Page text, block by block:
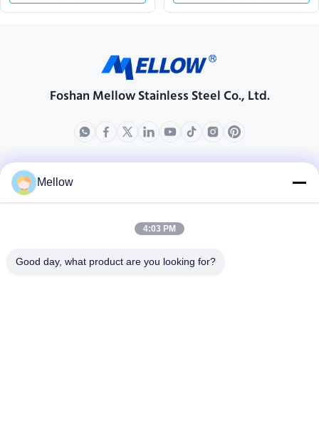
Foshan Mellow Stainless Steel Co., Ltd.
製品
企業紹介
生産現場
場合
Mellow
4:03 PM
Good day, what product are you looking for?